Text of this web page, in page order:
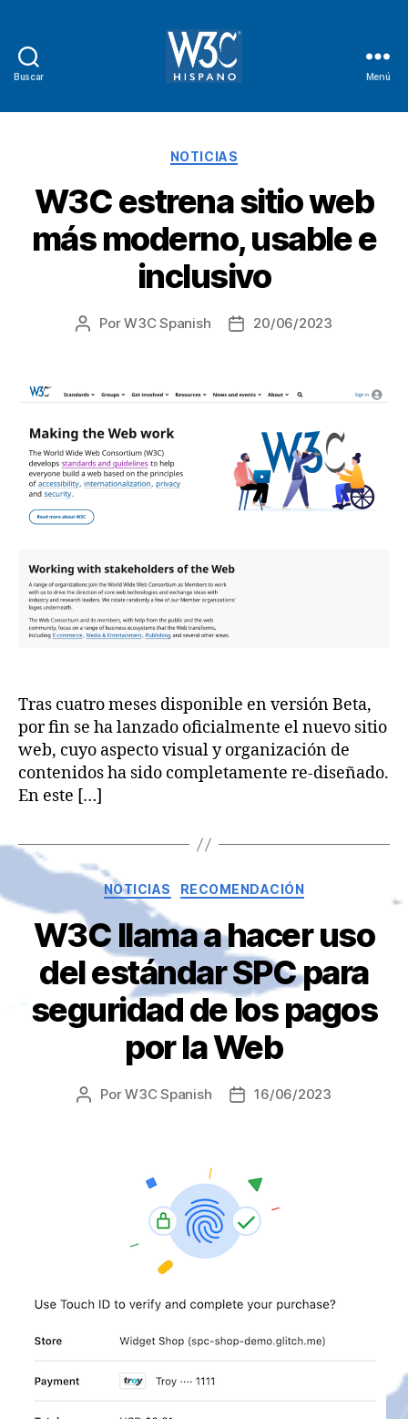
Buscar Menú
Categorías
NOTICIAS
W3C estrena sitio web
más moderno, usable e
inclusivo
Autor
PorW3C Spanish
Fecha20/06/2023
Tras cuatro meses disponible en versión Beta,
por fin se ha lanzado oficialmente el nuevo sitio
web, cuyo aspecto visual y organización de
contenidos ha sido completamente re-diseñado.
En este […]
Categorías
NOTICIAS RECOMENDACIÓN
W3C llama a hacer uso
del estándar SPC para
seguridad de los pagos
por la Web
Autor
PorW3C Spanish
Fecha16/06/2023